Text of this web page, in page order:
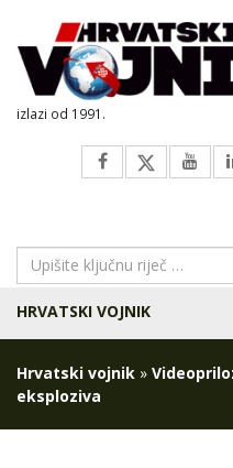
izlazi od 1991.
HRVATSKI VOJNIK
Hrvatski vojnik »
eksploziva